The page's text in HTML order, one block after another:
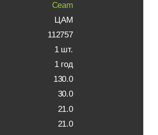
Ceam
ЦАМ
112757
1 шт.
1 год
130.0
30.0
21.0
21.0